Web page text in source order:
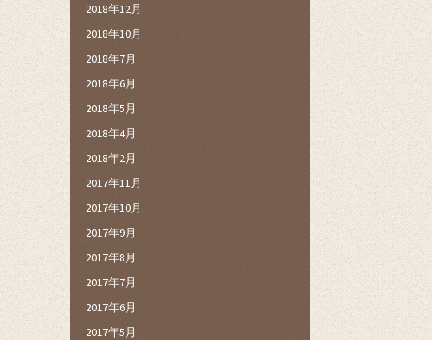
2018年12月
2018年10月
2018年7月
2018年6月
2018年5月
2018年4月
2018年2月
2017年11月
2017年10月
2017年9月
2017年8月
2017年7月
2017年6月
2017年5月